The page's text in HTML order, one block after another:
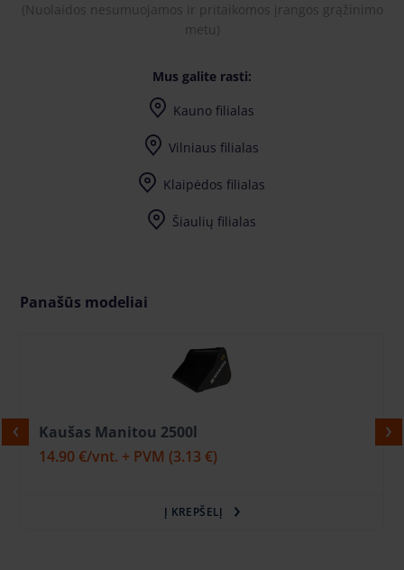
( Nuolaidos nesumuojamos ir pritaikomos įrangos grąžinimo
metu)
Mus galite rasti:
Kauno filialas
Vilniaus filialas
Klaipėdos filialas
Šiaulių filialas
Panašūs modeliai
Kaušas Manitou 2500l
14.90 €/vnt. + PVM (3.13 €)
Į KREPŠELĮ